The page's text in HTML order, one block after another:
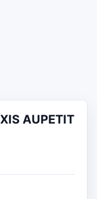
AUPETIT